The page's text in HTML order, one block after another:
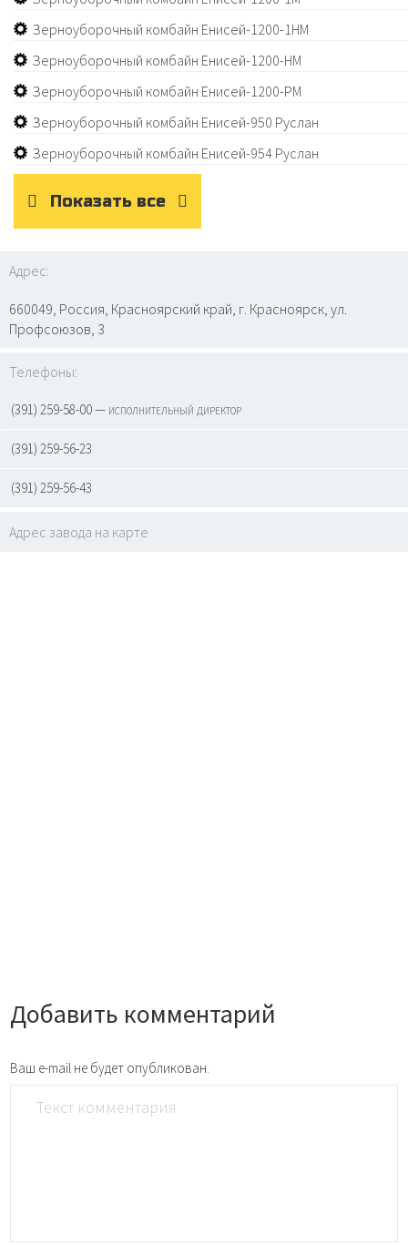
Зерноуборочный комбайн Енисей-1200-1НМ
Зерноуборочный комбайн Енисей-1200-НМ
Зерноуборочный комбайн Енисей-1200-РМ
Зерноуборочный комбайн Енисей-950 Руслан
Зерноуборочный комбайн Енисей-954 Руслан
Показать все
Адрес:
660049, Россия, Красноярский край, г. Красноярск, ул.
Профсоюзов, 3
Телефоны:
(391) 259-58-00 — исполнительный директор
(391) 259-56-23
(391) 259-56-43
Адрес завода на карте
Добавить комментарий
Ваш e-mail не будет опубликован.